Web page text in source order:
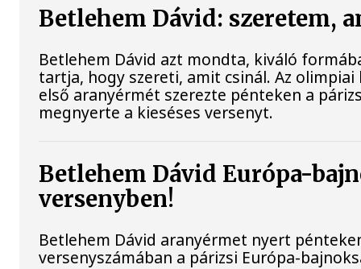
Betlehem Dávid: szeretem,
Betlehem Dávid azt mondta, kiváló
tartja, hogy szereti, amit csinál. Az
első aranyérmét szerezte pénteken a
megnyerte a kieséses versenyt.
Betlehem Dávid Európa-
versenyben!
Betlehem Dávid aranyérmet nyert
versenyszámában a párizsi Európa-